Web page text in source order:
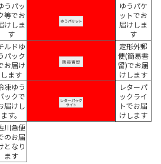
うパッ
等でお
けしま
す
ゆうパケ
ットでお
届けしま
す
ルドゆ
パック
お届け
します
定形外郵
便(簡易書
留)でお届
けします
凍ゆう
ックで
届けし
ます。
レターパ
ックライ
トでお届
けします
川急便
のお届
となり
ます